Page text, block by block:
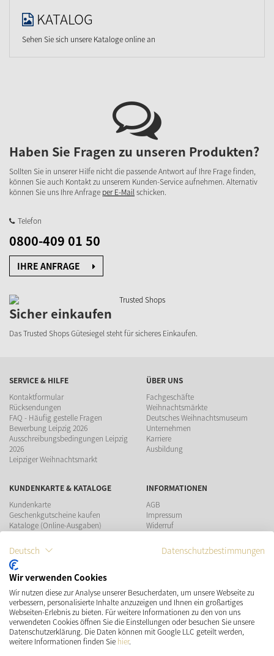
KATALOG
Sehen Sie sich unsere Kataloge online an
Haben Sie Fragen zu unseren Produkten?
Sollten Sie in unserer Hilfe nicht die passende Antwort auf Ihre Frage finden,
können Sie auch Kontakt zu unserem Kunden-Service aufnehmen. Alternativ
können Sie uns Ihre Anfrage per E-Mailschicken.
Telefon
0800-409 01 50
IHRE ANFRAGE
Sicher einkaufen
Das Trusted Shops Gütesiegel steht für sicheres Einkaufen.
SERVICE & HILFE
Kontaktformular
Rücksendungen
FAQ - Häufig gestelle Fragen
Bewerbung Leipzig 2026
Ausschreibungsbedingungen Leipzig
2026
Leipziger Weihnachtsmarkt
ÜBER UNS
Fachgeschäfte
Weihnachtsmärkte
Deutsches Weihnachtsmuseum
Unternehmen
Karriere
Ausbildung
KUNDENKARTE & KATALOGE
Kundenkarte
Geschenkgutscheine kaufen
Kataloge (Online-Ausgaben)
INFORMATIONEN
AGB
Impressum
Widerruf
Teilnahmebedingungen Gewinnspiel
ZAHLUNGSMÖGLICHKEITEN
VERSAND SOCIAL MEDIA
Deutsch Datenschutzbestimmungen
Wir verwenden Cookies
Wir nutzen diese zur Analyse unserer Besucherdaten, um unsere Webseite zu
verbessern, personalisierte Inhalte anzuzeigen und Ihnen ein großartiges
Webseiten-Erlebnis zu bieten. Für weitere Informationen zu den von uns
verwendeten Cookies öffnen Sie die Einstellungen oder besuchen Sie unsere
Datenschutzerklärung. Die Daten können mit Google LLC geteilt werden,
weitere Informationen finden Sie hier.